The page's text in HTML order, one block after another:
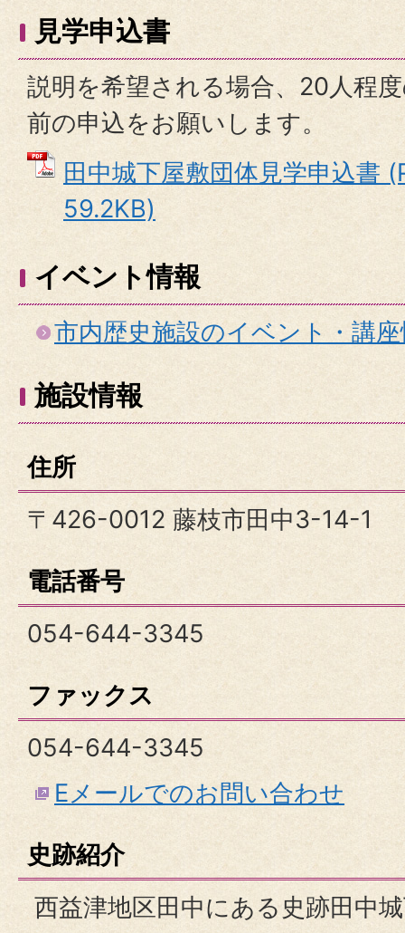
見学申込書
説明を希望される場合、20人程
前の申込をお願いします。
田中城下屋敷団体見学申込書
59.2KB)
イベント情報
市内歴史施設のイベント・講
施設情報
住所
〒426-0012 藤枝市田中3-14-1
電話番号
054-644-3345
ファックス
054-644-3345
Eメールでのお問い合わせ
史跡紹介
西益津地区田中にある史跡田中